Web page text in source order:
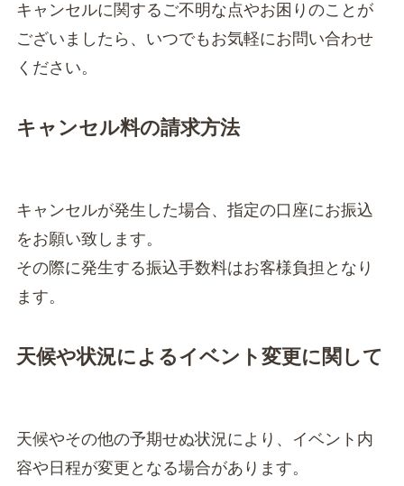
キャンセルに関するご不明な点やお困りのことが
ございましたら、いつでもお気軽にお問い合わせ
ください。
キャンセル料の請求方法
キャンセルが発生した場合、指定の口座にお振込
をお願い致します。
その際に発生する振込手数料はお客様負担となり
ます。
天候や状況によるイベント変更に関して
天候やその他の予期せぬ状況により、イベント内
容や日程が変更となる場合があります。